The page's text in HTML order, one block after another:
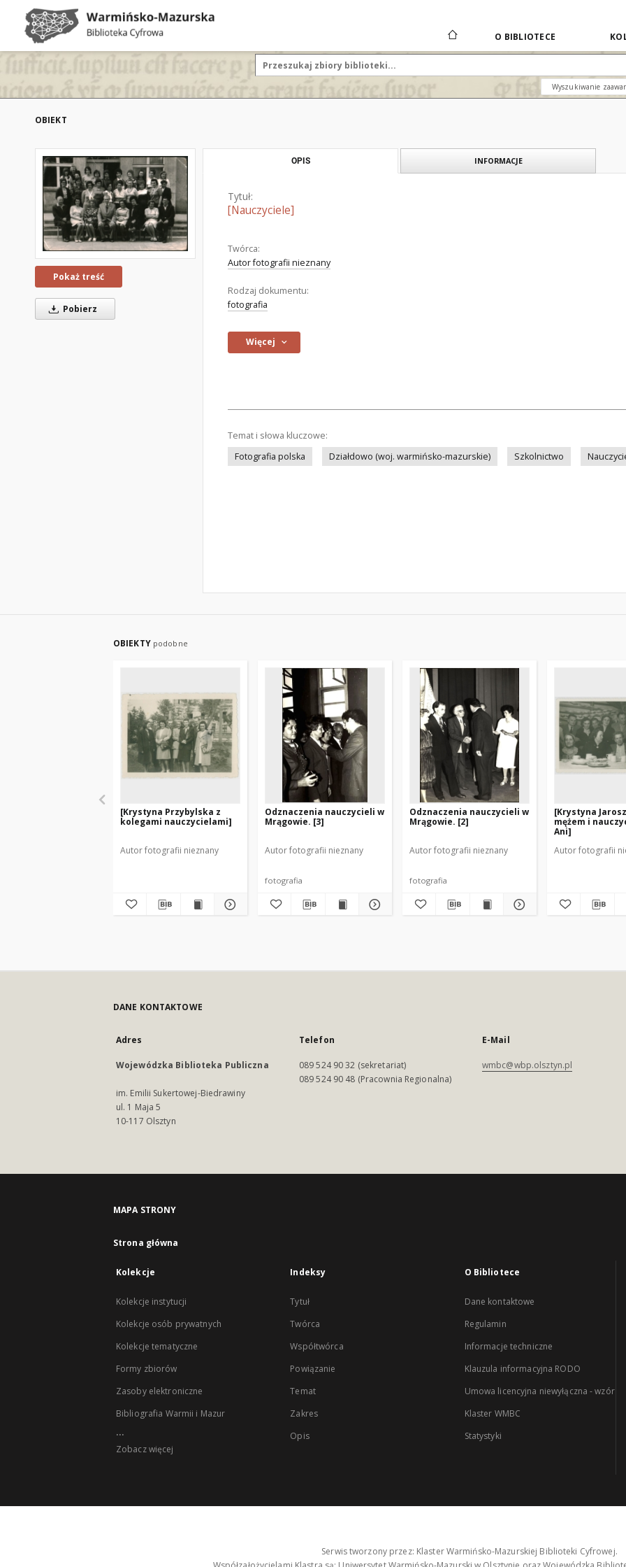
O BIBLIOTECE
Wyszukiwanie
OBIEKT
Pokaż treść
Pobierz
OPIS INFORMACJE
Tytuł:
[Nauczyciele]
Twórca:
Autor fotografii nieznany
Rodzaj dokumentu:
fotografia
Więcej
Temat i słowa kluczowe:
Fotografia polska
Działdowo (woj. warmińsko-mazurskie) Szkolnictwo
OBIEKTY podobne
[Krystyna Przybylska z
kolegami nauczycielami]
Autor fotografii nieznany
Odznaczenia nauczycieli w
Mrągowie. [3]
Autor fotografii nieznany
fotografia
Odznaczenia nauczycieli w
Mrągowie. [2]
Autor fotografii nieznany
fotografia
[Krystyna
mężem i
Ani]
Autor fotografii
DANE KONTAKTOWE
Adres
Wojewódzka Biblioteka Publiczna
im. Emilii Sukertowej-Biedrawiny
ul. 1 Maja 5
10-117 Olsztyn
Telefon
089 524 90 32 (sekretariat)
089 524 90 48 (Pracownia Regionalna)
E-Mail
wmbc@wbp.olsztyn.pl
MAPA STRONY
Strona główna
Kolekcje
Kolekcje instytucji
Kolekcje osób prywatnych
Kolekcje tematyczne
Formy zbiorów
Zasoby elektroniczne
Bibliografia Warmii i Mazur
...
Zobacz więcej
Indeksy
Tytuł
Twórca
Współtwórca
Powiązanie
Temat
Zakres
Opis
O Bibliotece
Dane kontaktowe
Regulamin
Informacje techniczne
Klauzula informacyjna RODO
Umowa licencyjna niewyłączna - wzór
Klaster WMBC
Statystyki
Serwis tworzony przez: Klaster Warmińsko-Mazurskiej Biblioteki Cyfrowej.